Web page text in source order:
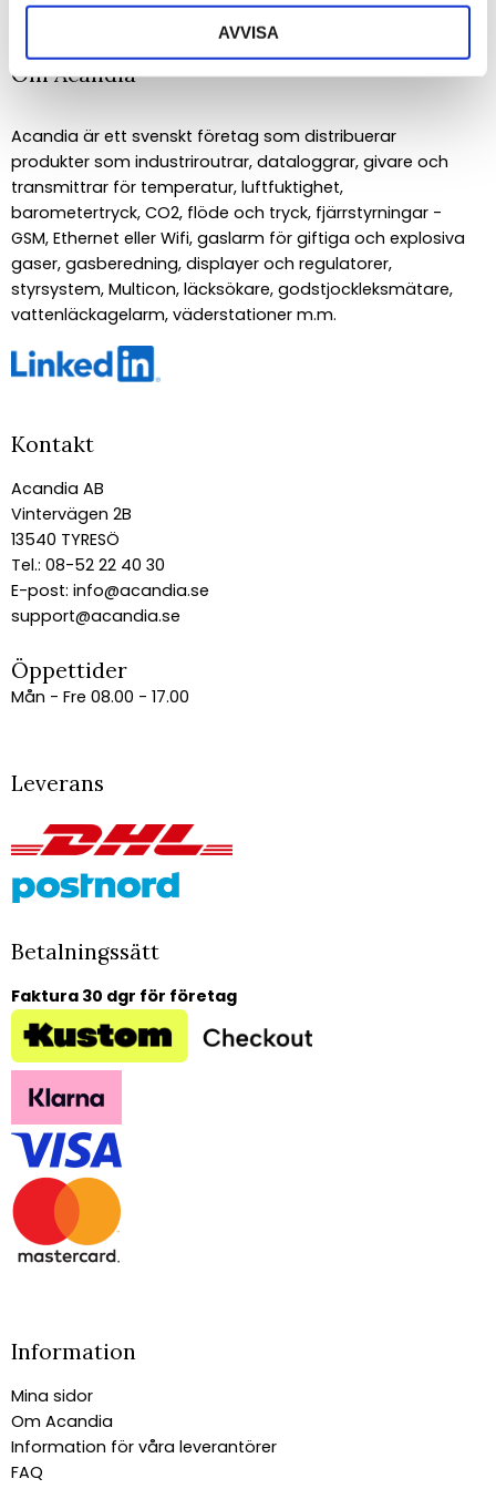
AVVISA
Om Acandia
Acandia är ett svenskt företag som distribuerar
produkter som industriroutrar, dataloggrar, givare och
transmittrar för temperatur, luftfuktighet,
barometertryck, CO2, flöde och tryck, fjärrstyrningar -
GSM, Ethernet eller Wifi, gaslarm för giftiga och explosiva
gaser, gasberedning, displayer och regulatorer,
styrsystem, Multicon, läcksökare, godstjockleksmätare,
vattenläckagelarm, väderstationer m.m.
Kontakt
Acandia AB
Vintervägen 2B
13540 TYRESÖ
Tel.: 08-52 22 40 30
E-post: info@acandia.se
support@acandia.se
Öppettider
Mån - Fre 08.00 - 17.00
Leverans
Betalningssätt
Faktura 30 dgr för företag
Information
Mina sidor
Om Acandia
Information för våra leverantörer
FAQ